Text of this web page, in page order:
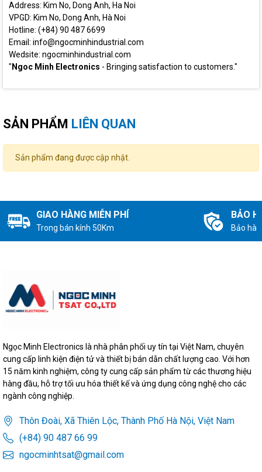
Address: Kim No, Dong Anh, Ha Noi
VPGD: Kim No, Dong Anh, Hà Noi
Hotline: (+84) 90 487 6699
Email: info@ngocminhindustrial.com
Wedsite: ngocminhindustrial.com
" Ngoc Minh Electronics - Bringing satisfaction to customers."
SẢN PHẨM LIÊN QUAN
Sản phẩm đang được cập nhật.
GIAO HÀNG MIỄN PHÍ
Trong bán kính 50Km
BẢO
Bảo
Ngọc Minh Electronics là nhà phân phối uy tín tại Việt Nam, chuyên
cung cấp linh kiện điện tử và thiết bị bán dẫn chất lượng cao. Với hơn
15 năm kinh nghiệm, công ty cung cấp sản phẩm từ các thương hiệu
hàng đầu, hỗ trợ tối ưu hóa thiết kế và ứng dụng công nghệ cho các
ngành công nghiệp.
Thôn Đoài, Xã Thiên Lộc, Thành Phố Hà Nội, Việt Nam
(+84) 90 487 66 99
ngocminhtsat@gmail.com